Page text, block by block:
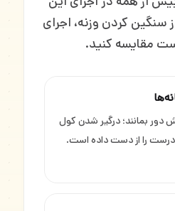
سنگین کردن وزنه، اجرای
مقایسه کنید.
دور بمانند؛ درگیر شدن کول
را از دست داده است.